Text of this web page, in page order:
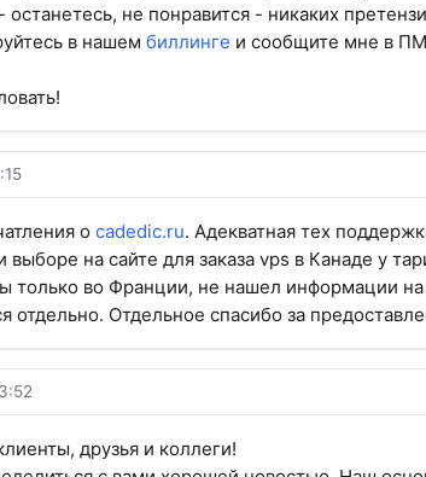
останетесь, не понравится - никаких
в нашем биллинге и сообщите мне в
о cadedic.ru. Адекватная тех
выборе на сайте для заказа vps в Канаде у
только во Франции, не нашел информации
отдельно. Отдельное спасибо за
друзья и коллеги!